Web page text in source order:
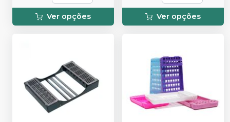
Ver opções Ver opções